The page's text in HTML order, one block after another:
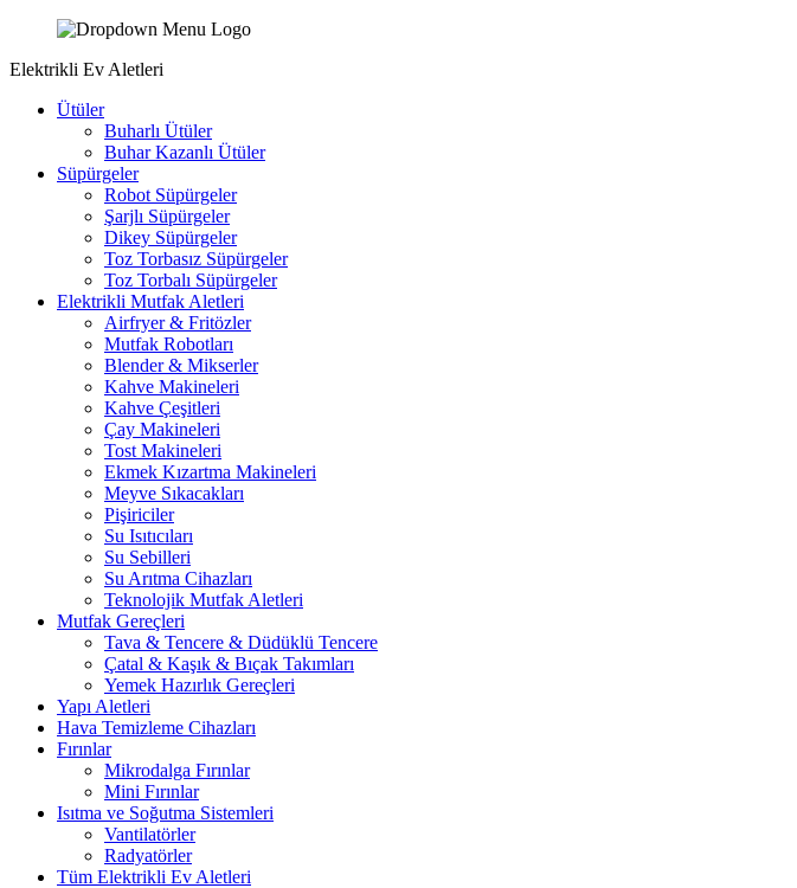
Elektrikli Ev Aletleri
Ütüler
Buharlı Ütüler
Buhar Kazanlı Ütüler
Süpürgeler
Robot Süpürgeler
Şarjlı Süpürgeler
Dikey Süpürgeler
Toz Torbasız Süpürgeler
Toz Torbalı Süpürgeler
Elektrikli Mutfak Aletleri
Airfryer & Fritözler
Mutfak Robotları
Blender & Mikserler
Kahve Makineleri
Kahve Çeşitleri
Çay Makineleri
Tost Makineleri
Ekmek Kızartma Makineleri
Meyve Sıkacakları
Pişiriciler
Su Isıtıcıları
Su Sebilleri
Su Arıtma Cihazları
Teknolojik Mutfak Aletleri
Mutfak Gereçleri
Tava & Tencere & Düdüklü Tencere
Çatal & Kaşık & Bıçak Takımları
Yemek Hazırlık Gereçleri
Yapı Aletleri
Hava Temizleme Cihazları
Fırınlar
Mikrodalga Fırınlar
Mini Fırınlar
Isıtma ve Soğutma Sistemleri
Vantilatörler
Radyatörler
Tüm Elektrikli Ev Aletleri